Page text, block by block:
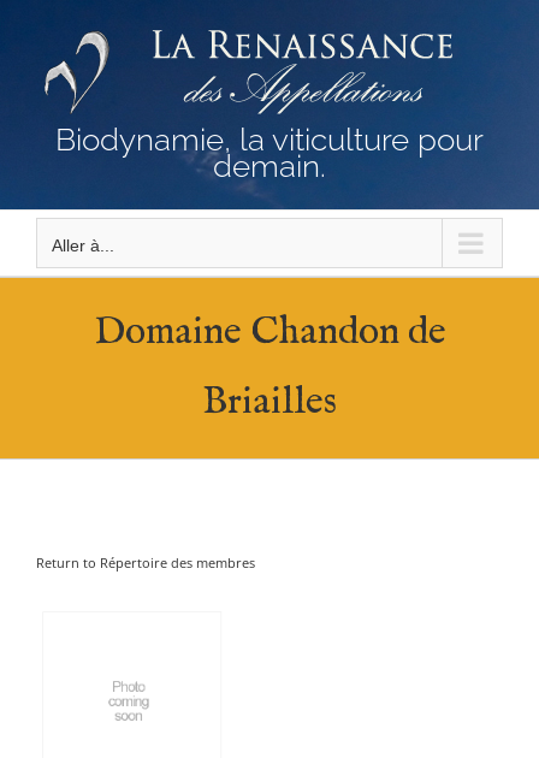
contenu
Biodynamie, la viticulture pour
demain.
Aller à...
Domaine Chandon de
Briailles
Return to Répertoire des membres